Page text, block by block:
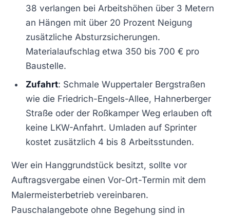
38 verlangen bei Arbeitshöhen über 3 Metern
an Hängen mit über 20 Prozent Neigung
zusätzliche Absturzsicherungen.
Materialaufschlag etwa 350 bis 700 € pro
Baustelle.
Zufahrt: Schmale Wuppertaler Bergstraßen
wie die Friedrich-Engels-Allee, Hahnerberger
Straße oder der Roßkamper Weg erlauben oft
keine LKW-Anfahrt. Umladen auf Sprinter
kostet zusätzlich 4 bis 8 Arbeitsstunden.
Wer ein Hanggrundstück besitzt, sollte vor
Auftragsvergabe einen Vor-Ort-Termin mit dem
Malermeisterbetrieb vereinbaren.
Pauschalangebote ohne Begehung sind in